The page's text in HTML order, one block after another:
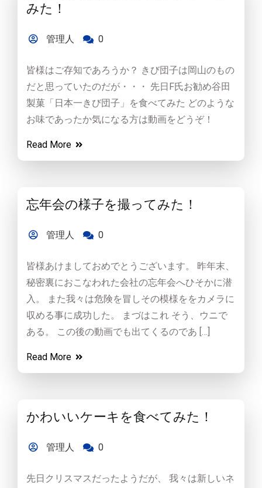
みた！
管理人 0
皆様はご存知であろうか？ きび団子は岡山のもの
だと思っていたのだが・・・ 先日F氏お勧め谷田
製菓「日本一きび団子」を食べてみた どのような
お味であったか気になる方は動画をどうぞ！
Read More
忘年会の様子を撮ってみた！
管理人 0
皆様あけましておめでとうございます。 昨年末、
秘密裏におこなわれた会社の忘年会へひそかに潜
入。 また我々は危険を冒しその模様ををカメラに
収める事に成功した。 まづはこれ そう、ウニで
ある。 この後の動画でも出てくるのであ […]
Read More
かわいいケーキを食べてみた！
管理人 0
先日クリスマスだったようだが、 我々は新しいネ